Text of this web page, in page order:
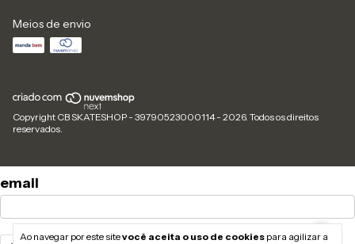
Ao navegar por este sitevocê aceita o uso de cookies para agilizar a
Meios de envio
Copyright CB SKATESHOP - 39790523000114 - 2026. Todos os direitos
reservados.
email